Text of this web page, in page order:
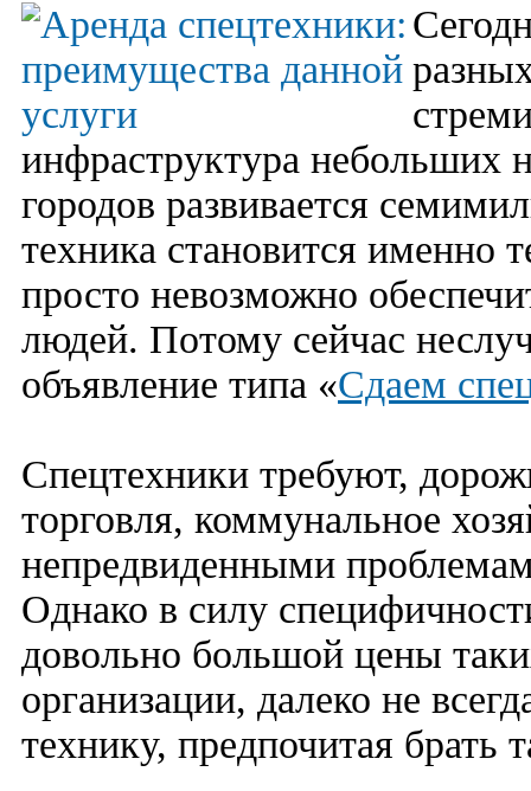
инфраструктура небольших
городов развивается
техника становится именно
просто невозможно
людей. Потому сейчас
объявление типа «Сдаем
Спецтехники требуют,
торговля, коммунальное
непредвиденными
Однако в силу
довольно большой цены
организации, далеко не
технику, предпочитая брать